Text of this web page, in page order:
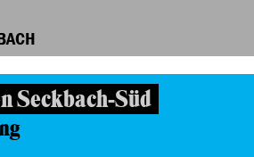
Seckbach-Süd